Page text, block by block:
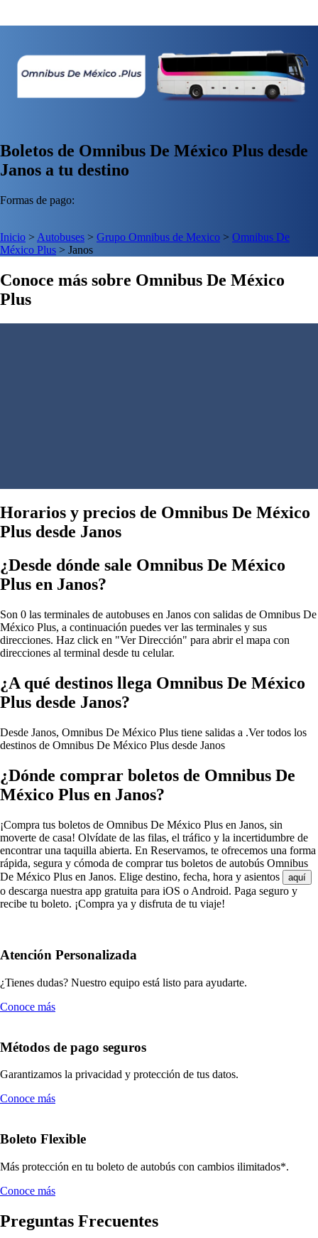
Boletos de Omnibus De México Plus desde
Janos a tu destino
Formas de pago:
Inicio > Autobuses > Grupo Omnibus de Mexico > Omnibus De
México Plus > Janos
Conoce más sobre Omnibus De México
Plus
Horarios y precios de Omnibus De México
Plus desde Janos
¿Desde dónde sale Omnibus De México
Plus en Janos?
Son 0 las terminales de autobuses en Janos con salidas de Omnibus De
México Plus, a continuación puedes ver las terminales y sus
direcciones. Haz click en "Ver Dirección" para abrir el mapa con
direcciones al terminal desde tu celular.
¿A qué destinos llega Omnibus De México
Plus desde Janos?
Desde Janos, Omnibus De México Plus tiene salidas a .Ver todos los
destinos de Omnibus De México Plus desde Janos
¿Dónde comprar boletos de Omnibus De
México Plus en Janos?
¡Compra tus boletos de Omnibus De México Plus en Janos, sin
moverte de casa! Olvídate de las filas, el tráfico y la incertidumbre de
encontrar una taquilla abierta. En Reservamos, te ofrecemos una forma
rápida, segura y cómoda de comprar tus boletos de autobús Omnibus
De México Plus en Janos. Elige destino, fecha, hora y asientos
aquí
o descarga nuestra app gratuita para iOS o Android. Paga seguro y
recibe tu boleto. ¡Compra ya y disfruta de tu viaje!
Atención Personalizada
¿Tienes dudas? Nuestro equipo está listo para ayudarte.
Conoce más
Métodos de pago seguros
Garantizamos la privacidad y protección de tus datos.
Conoce más
Boleto Flexible
Más protección en tu boleto de autobús con cambios ilimitados*.
Conoce más
Preguntas Frecuentes